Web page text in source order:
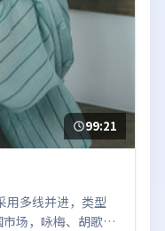
99:21
用多线并进，类型
场，咏梅、胡歌、